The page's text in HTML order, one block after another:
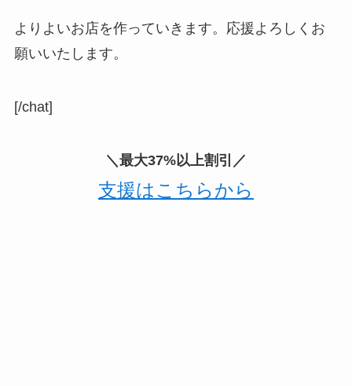
よりよいお店を作っていきます。応援よろしくお
願いいたします。
[/chat]
＼最大37%以上割引／
支援はこちらから